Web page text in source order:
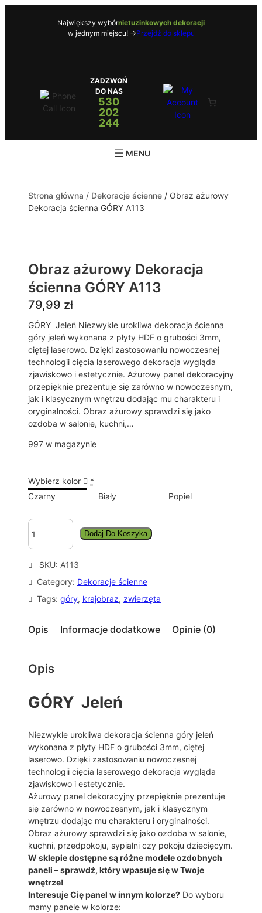
Największy wybórnietuzinkowych dekoracji
w jednym miejscu! ->Przejdź do sklepu
ZADZWOŃ
DO NAS
530
202
244
Strona główna / Dekoracje ścienne / Obraz ażurowy
Dekoracja ścienna GÓRY A113
Obraz ażurowy Dekoracja
ścienna GÓRY A113
79,99 zł
GÓRY Jeleń Niezwykle urokliwa dekoracja ścienna
góry jeleń wykonana z płyty HDF o grubości 3mm,
ciętej laserowo. Dzięki zastosowaniu nowoczesnej
technologii cięcia laserowego dekoracja wygląda
zjawiskowo i estetycznie. Ażurowy panel dekoracyjny
przepięknie prezentuje się zarówno w nowoczesnym,
jak i klasycznym wnętrzu dodając mu charakteru i
oryginalności. Obraz ażurowy sprawdzi się jako
ozdoba w salonie, kuchni,…
997 w magazynie
Wybierz kolor
*
Czarny
Biały Popiel
i
o
ś
O
b
z
a
u
o
w
D
e
k
o
r
a
c
j
a
ś
c
i
e
n
n
Dodaj Do Koszyka
SKU: A113
Category: Dekoracje ścienne
Tags: góry, krajobraz, zwierzęta
Opis Informacje dodatkowe Opinie (0)
Opis
GÓRY Jeleń
Niezwykle urokliwa dekoracja ścienna góry jeleń
wykonana z płyty HDF o grubości 3mm, ciętej
laserowo. Dzięki zastosowaniu nowoczesnej
technologii cięcia laserowego dekoracja wygląda
zjawiskowo i estetycznie.
Ażurowy panel dekoracyjny przepięknie prezentuje
się zarówno w nowoczesnym, jak i klasycznym
wnętrzu dodając mu charakteru i oryginalności.
Obraz ażurowy sprawdzi się jako ozdoba w salonie,
kuchni, przedpokoju, sypialni czy pokoju dziecięcym.
W sklepie dostępne są różne modele ozdobnych
paneli – sprawdź, który wpasuje się w Twoje
wnętrze!
Interesuje Cię panel w innym kolorze? Do wyboru
mamy panele w kolorze: